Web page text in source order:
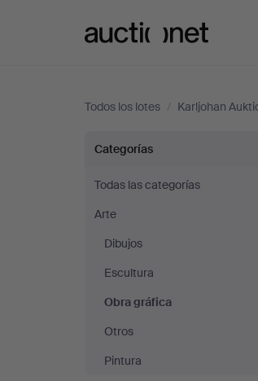
Todos los lotes / Karljohan
Obra
gráfica
en
Karljohan
Auktioner
Categorías
Todas las categorías
Arte
Dibujos
Escultura
Obra gráfica
Otros
Pintura